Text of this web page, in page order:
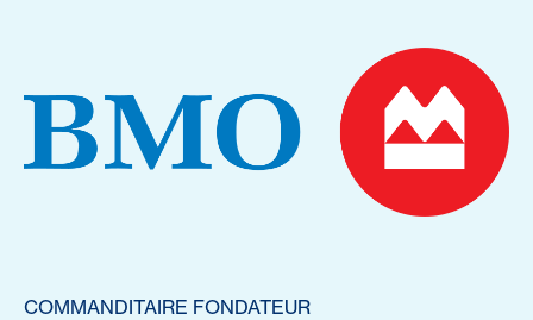
COMMANDITAIRE FONDATEUR